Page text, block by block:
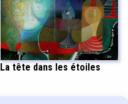
La tête dans les étoiles